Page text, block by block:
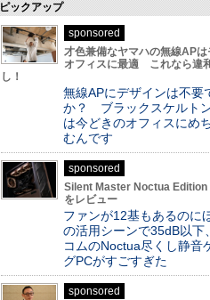
ピックアップ
sponsored
才色兼備なヤマハの無線APは
オフィスに最適 これなら違
し！
無線APにデザインは不要
か？ ブラックスケルト
は今どきのオフィスにめ
むんです
sponsored
Silent Master Noctua Edition
をレビュー
ファンが12基もあるのに
の活用シーンで35dB以下
コムのNoctua尽くし静音
グPCがすごすぎた
sponsored